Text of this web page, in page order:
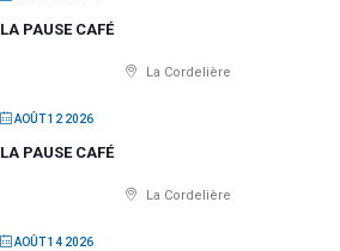
LA PAUSE CAFÉ
La Cordelière
AOÛT 12 2026
LA PAUSE CAFÉ
La Cordelière
AOÛT 14 2026